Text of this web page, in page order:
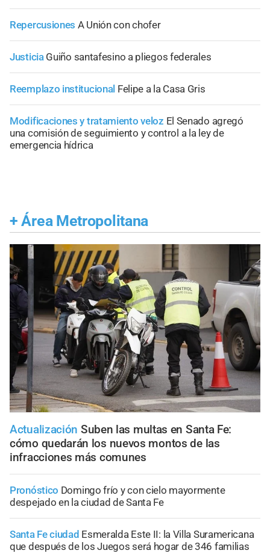
Repercusiones A Unión con chofer
Justicia Guiño santafesino a pliegos federales
Reemplazo institucional Felipe a la Casa Gris
Modificaciones y tratamiento veloz El Senado agregó
una comisión de seguimiento y control a la ley de
emergencia hídrica
+ Área Metropolitana
Actualización Suben las multas en Santa Fe:
cómo quedarán los nuevos montos de las
infracciones más comunes
Pronóstico Domingo frío y con cielo mayormente
despejado en la ciudad de Santa Fe
Santa Fe ciudad Esmeralda Este II: la Villa Suramericana
que después de los Juegos será hogar de 346 familias